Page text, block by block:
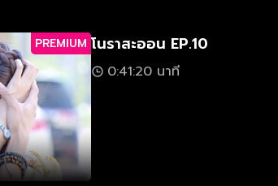
PREMIUM โนราสะออน EP.10
0:41:20 นาที